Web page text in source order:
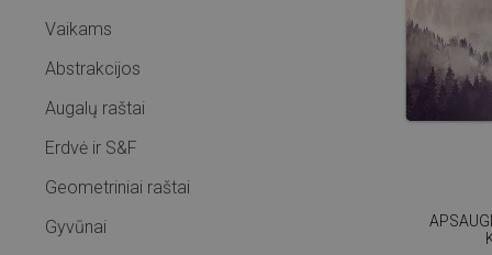
Vaikams
Abstrakcijos
Augalų raštai
Erdvė ir S&F
Geometriniai raštai
Gyvūnai